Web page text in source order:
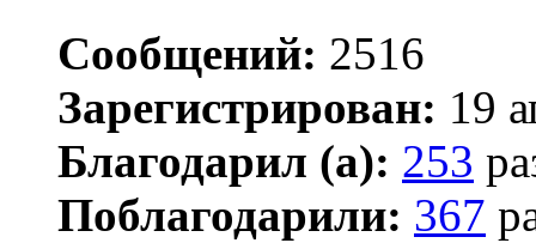
Сообщений: 2516
Зарегистрирован: 19
Благодарил (а): 253
Поблагодарили: 367